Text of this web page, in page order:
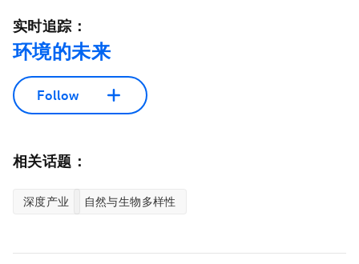
实时追踪：
环境的未来
Follow
相关话题：
深度产业 自然与生物多样性